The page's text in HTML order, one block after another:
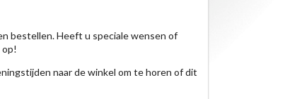
bestellen. Heeft u speciale wensen of
naar de winkel om te horen of dit